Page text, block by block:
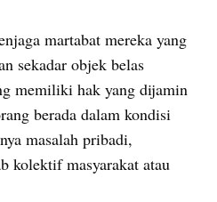
martabat mereka yang
sekadar objek belas
memiliki hak yang dijamin
berada dalam kondisi
masalah pribadi,
kolektif masyarakat atau